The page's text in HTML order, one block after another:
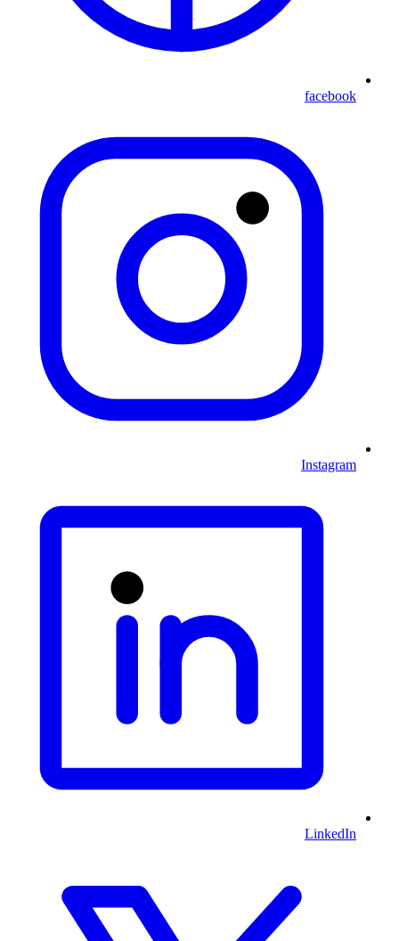
facebook
Instagram
LinkedIn